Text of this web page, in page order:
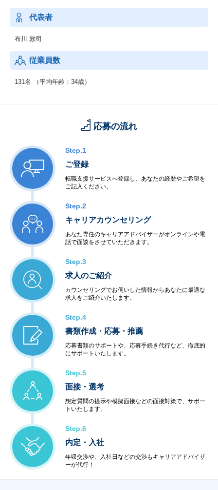
代表者
布川 敦司
従業員数
131名 （平均年齢：34歳）
応募の流れ
Step.1
ご登録
転職支援サービスへ登録し、あなたの経歴やご希望を
ご記入ください。
Step.2
キャリアカウンセリング
あなた専任のキャリアアドバイザーがオンラインや電
話で面談をさせていただきます。
Step.3
求人のご紹介
カウンセリングでお伺いした情報からあなたに最適な
求人をご紹介いたします。
Step.4
書類作成・応募・推薦
応募書類のサポートや、応募手続き代行など、徹底的
にサポートいたします。
Step.5
面接・選考
想定質問の提示や模擬面接などの面接対策で、サポー
トいたします。
Step.6
内定・入社
年収交渉や、入社日などの交渉もキャリアアドバイザ
ーが代行！